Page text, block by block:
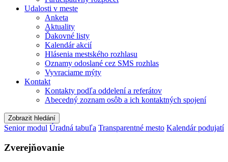
Udalosti v meste
Anketa
Aktuality
Ďakovné listy
Kalendár akcií
Hlásenia mestského rozhlasu
Oznamy odoslané cez SMS rozhlas
Vyvraciame mýty
Kontakt
Kontakty podľa oddelení a referátov
Abecedný zoznam osôb a ich kontaktných spojení
Zobrazit hledání
Senior modul Úradná tabuľa Transparentné mesto Kalendár podujatí
Zverejňovanie